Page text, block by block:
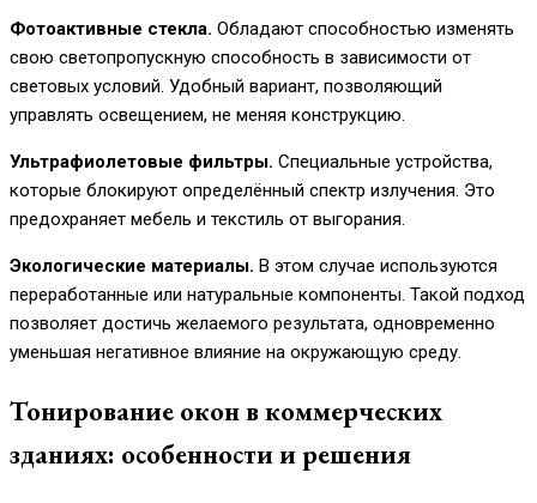
Фотоактивные стекла. Обладают способностью изменять
свою светопропускную способность в зависимости от
световых условий. Удобный вариант, позволяющий
управлять освещением, не меняя конструкцию.
Ультрафиолетовые фильтры. Специальные устройства,
которые блокируют определённый спектр излучения. Это
предохраняет мебель и текстиль от выгорания.
Экологические материалы. В этом случае используются
переработанные или натуральные компоненты. Такой подход
позволяет достичь желаемого результата, одновременно
уменьшая негативное влияние на окружающую среду.
Тонирование окон в коммерческих
зданиях: особенности и решения